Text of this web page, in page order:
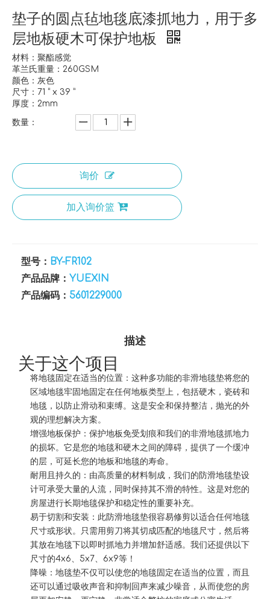
垫子的圆点毡地毯底漆抓地力，用于多
层地板硬木可保护地板
材料：聚酯感觉
革兰氏重量：260GSM
颜色：灰色
尺寸：71 “ x 39 ”
厚度：2mm
数量：
询价
加入询价篮
型号： BY-FR102
产品品牌： YUEXIN
产品编码： 5601229000
描述
关于这个项目
将地毯固定在适当的位置：这种多功能的非滑地毯垫将您的
区域地毯牢固地固定在任何地板类型上，包括硬木，瓷砖和
地毯，以防止滑动和束缚。这是安全和保持整洁，抛光的外
观的理想解决方案。
增强地板保护：保护地板免受划痕和我们的非滑地毯抓地力
的损坏。它是您的地毯和硬木之间的障碍，提供了一个缓冲
的层，可延长您的地板和地毯的寿命。
耐用且持久的：由高质量的材料制成，我们的防滑地毯垫设
计可承受大量的人流，同时保持其不滑的特性。这是对您的
房屋进行长期地毯保护和稳定性的重要补充。
易于切割和安装：此防滑地毯垫很容易修剪以适合任何地毯
尺寸或形状。只需用剪刀将其切成匹配的地毯尺寸，然后将
其放在地毯下以即时抓地力并增加舒适感。我们还提供以下
尺寸的4x6、5x7、6x9等！
降噪：地毯垫不仅可以使您的地毯固定在适当的位置，而且
还可以通过吸收声音和抑制回声来减少噪音，从而使您的房